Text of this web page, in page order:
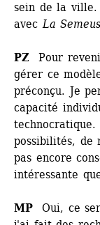
sein de la ville.
avec La
PZ Pour
gérer ce
préconçu. Je
capacité
possibilités, de
pas encore
intéressante
MP Oui, ce